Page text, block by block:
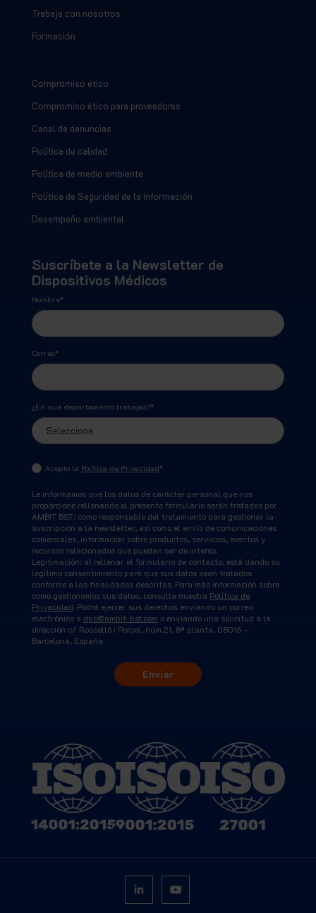
Trabaja con nosotros
Formación
Compromiso ético
Compromiso ético para proveedores
Canal de denuncias
Política de calidad
Política de medio ambiente
Política de Seguridad de la Información
Desempeño ambiental
Suscríbete a la Newsletter de
Dispositivos Médicos
Nombre*
Correo*
¿En qué departamento trabajas?*
Acepto la Política de Privacidad*
Le informamos que los datos de carácter personal que nos
proporcione rellenando el presente formulario serán tratados por
AMBIT BST; como responsable del tratamiento para gestionar la
suscripción a la newsletter, así como el envío de comunicaciones
comerciales, información sobre productos, servicios, eventos y
recursos relacionados que puedan ser de interés.
Legitimación: al rellenar el formulario de contacto, está dando su
legítimo consentimiento para que sus datos sean tratados
conforme a las finalidades descritas. Para más información sobre
como gestionamos sus datos, consulta nuestra Política de
Privacidad. Podrá ejercer sus derechos enviando un correo
electrónico a dpo@ambit-bst.com o enviando una solicitud a la
dirección c/ Rosselló i Porcel, núm.21, 8ª planta, 08016 –
Barcelona, España.